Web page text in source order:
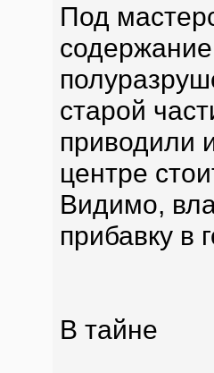
Под
содержание
старой
приводили
центре
Видимо,
прибавку в
В тайне